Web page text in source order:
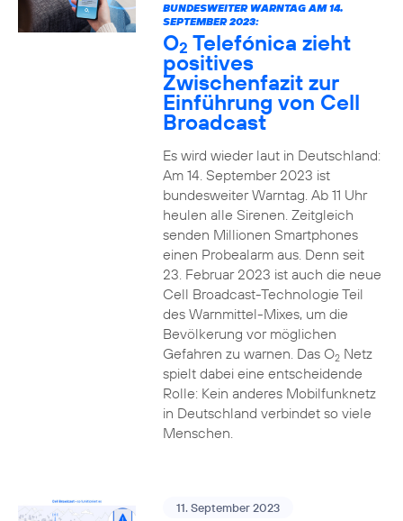
BUNDESWEITER WARNTAG AM 14.
SEPTEMBER 2023:
O2 Telefónica zieht
positives
Zwischenfazit zur
Einführung von Cell
Broadcast
Es wird wieder laut in Deutschland:
Am 14. September 2023 ist
bundesweiter Warntag. Ab 11 Uhr
heulen alle Sirenen. Zeitgleich
senden Millionen Smartphones
einen Probealarm aus. Denn seit
23. Februar 2023 ist auch die neue
Cell Broadcast-Technologie Teil
des Warnmittel-Mixes, um die
Bevölkerung vor möglichen
Gefahren zu warnen. Das O2Netz
spielt dabei eine entscheidende
Rolle: Kein anderes Mobilfunknetz
in Deutschland verbindet so viele
Menschen.
11. September 2023